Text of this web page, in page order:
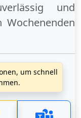
und
Wochenenden
um schnell